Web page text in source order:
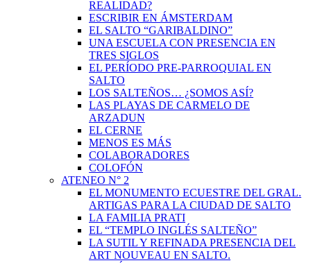
REALIDAD?
ESCRIBIR EN ÁMSTERDAM
EL SALTO “GARIBALDINO”
UNA ESCUELA CON PRESENCIA EN
TRES SIGLOS
EL PERÍODO PRE-PARROQUIAL EN
SALTO
LOS SALTEÑOS… ¿SOMOS ASÍ?
LAS PLAYAS DE CARMELO DE
ARZADUN
EL CERNE
MENOS ES MÁS
COLABORADORES
COLOFÓN
ATENEO N° 2
EL MONUMENTO ECUESTRE DEL GRAL.
ARTIGAS PARA LA CIUDAD DE SALTO
LA FAMILIA PRATI
EL “TEMPLO INGLÉS SALTEÑO”
LA SUTIL Y REFINADA PRESENCIA DEL
ART NOUVEAU EN SALTO.